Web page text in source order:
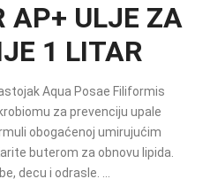
AP+ ULJE ZA
1 LITAR
Aqua Posae Filiformis
za prevenciju upale
obogaćenoj umirujućim
buterom za obnovu lipida.
decu i odrasle. ...